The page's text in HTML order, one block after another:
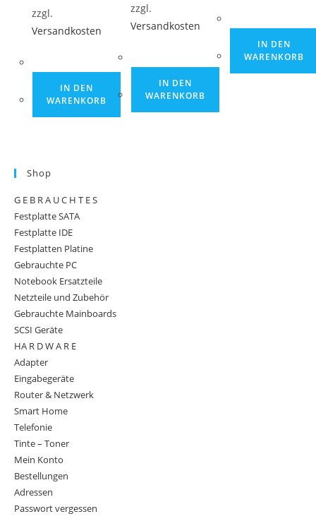
zzgl.
Versandkosten
IN DEN
WARENKORB
zzgl.
Versandkosten
IN DEN
WARENKORB
IN DEN
WARENKORB
Shop
G E B R A U C H T E S
Festplatte SATA
Festplatte IDE
Festplatten Platine
Gebrauchte PC
Notebook Ersatzteile
Netzteile und Zubehör
Gebrauchte Mainboards
SCSI Geräte
HA R D W A R E
Adapter
Eingabegeräte
Router & Netzwerk
Smart Home
Telefonie
Tinte – Toner
Mein Konto
Bestellungen
Adressen
Passwort vergessen